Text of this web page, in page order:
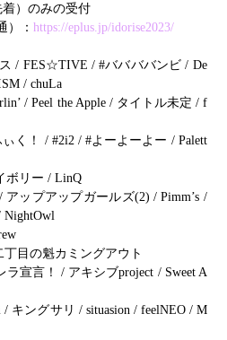
）のみの受付
）：https://eplus.jp/idorise2023/
/ FES☆TIVE / #ババババンビ / De
/ chuLa
/ Peel the Apple / タイトル未定 / f
く！ / #2i2 / #よーよーよー / Palett
ボリー / LinQ
ップアップガールズ(2) / Pimm’s /
NightOwl
目の魁カミングアウト
宣言！ / アキシブproject / Sweet A
キングサリ / situasion / feelNEO / M